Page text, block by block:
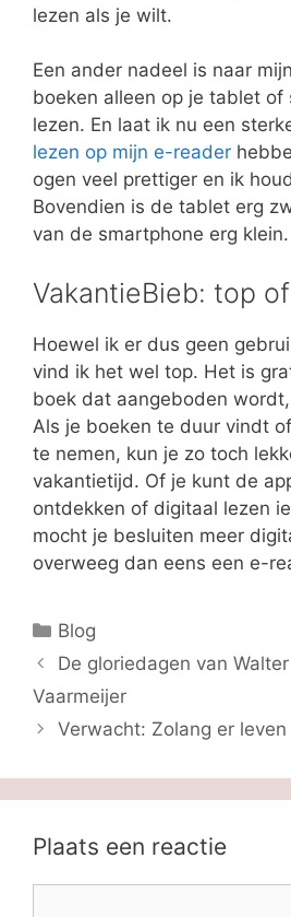
lezen als je wilt.
Een ander nadeel is naar
boeken alleen op je tablet of
lezen. En laat ik nu een
lezen op mijn e-reader
ogen veel prettiger en ik
Bovendien is de tablet erg
van de smartphone erg klein.
VakantieBieb: top
Hoewel ik er dus geen
vind ik het wel top. Het is
boek dat aangeboden
Als je boeken te duur vindt
te nemen, kun je zo toch
vakantietijd. Of je kunt de
ontdekken of digitaal lezen
mocht je besluiten meer
overweeg dan eens een e-
Categorieën
Blog
De gloriedagen van
Vaarmeijer
Verwacht: Zolang er
Plaats een reactie